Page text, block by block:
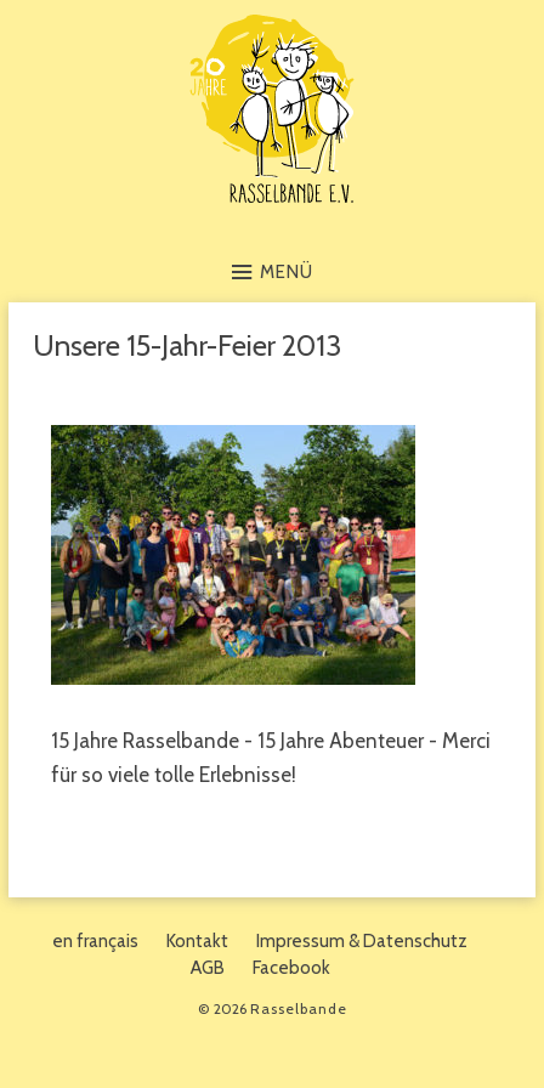
MENÜ
Unsere 15-Jahr-Feier 2013
15 Jahre Rasselbande - 15 Jahre Abenteuer - Merci
für so viele tolle Erlebnisse!
en français Kontakt
Impressum & Datenschutz
AGB
Facebook
© 2026 Rasselbande